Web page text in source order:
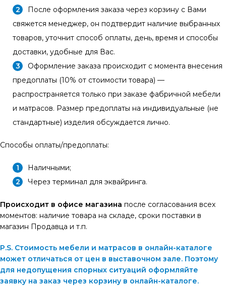
После оформления заказа через корзину с Вами
свяжется менеджер, он подтвердит наличие выбранных
товаров, уточнит способ оплаты, день, время и способы
доставки, удобные для Вас.
Оформление заказа происходит с момента внесения
предоплаты (10% от стоимости товара) —
распространяется только при заказе фабричной мебели
и матрасов. Размер предоплаты на индивидуальные (не
стандартные) изделия обсуждается лично.
Способы оплаты/предоплаты:
Наличными;
Через терминал для эквайринга.
Происходит в офисе магазина после согласования всех
моментов: наличие товара на складе, сроки поставки в
магазин Продавца и т.п.
P.S. Стоимость мебели и матрасов в онлайн-каталоге
может отличаться от цен в выставочном зале. Поэтому
для недопущения спорных ситуаций оформляйте
заявку на заказ через корзину в онлайн-каталоге.